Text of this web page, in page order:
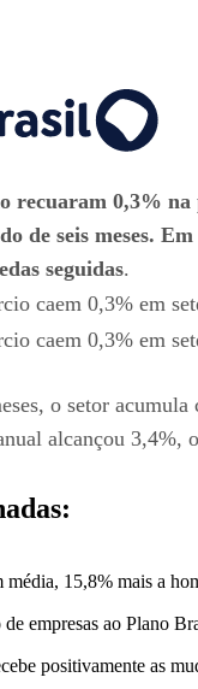
recuaram 0,3%
de seis meses.
seguidas.
o setor
alcançou 3,4%,
média, 15,8% mais a
empresas ao Plano
positivamente as